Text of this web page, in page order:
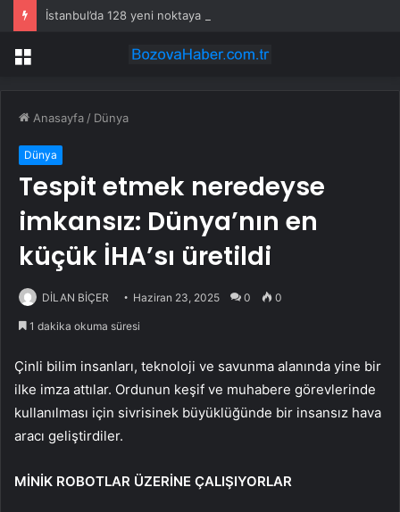
İstanbul’da 128 yeni noktaya daha EDS geliyor
Menü
Anasayfa / Dünya
Dünya
Tespit etmek neredeyse
imkansız: Dünya’nın en
küçük İHA’sı üretildi
DİLAN BİÇER Haziran 23, 2025 0 0
1 dakika okuma süresi
Çinli bilim insanları, teknoloji ve savunma alanında yine bir
ilke imza attılar. Ordunun keşif ve muhabere görevlerinde
kullanılması için sivrisinek büyüklüğünde bir insansız hava
aracı geliştirdiler.
MİNİK ROBOTLAR ÜZERİNE ÇALIŞIYORLAR